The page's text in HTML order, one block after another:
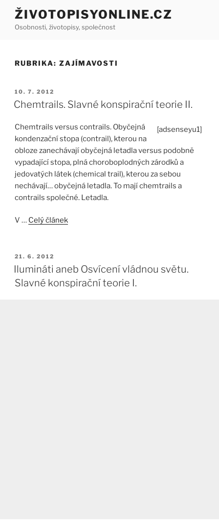
Přejít
obsahu
ŽIVOTOPISYONLINE.CZ
Osobnosti, životopisy, společnost
RUBRIKA: ZAJÍMAVOSTI
PUBLIKOVÁNO
10. 7. 2012
Chemtrails. Slavné konspirační teorie II.
[adsenseyu1]
Chemtrails versus contrails. Obyčejná
kondenzační stopa (contrail), kterou na
obloze zanechávají obyčejná letadla versus podobně
vypadající stopa, plná choroboplodných zárodků a
jedovatých látek (chemical trail), kterou za sebou
nechávají… obyčejná letadla. To mají chemtrails a
contrails společné. Letadla.
V … Celý článek
PUBLIKOVÁNO
21. 6. 2012
Ilumináti aneb Osvícení vládnou světu.
Slavné konspirační teorie I.